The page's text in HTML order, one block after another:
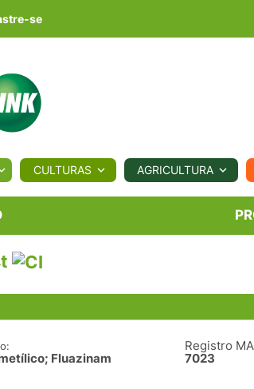
COTAÇÕES NOTÍCIAS
se
CULTURAS AGRICULTURA
Fluazinam
Registro
7023